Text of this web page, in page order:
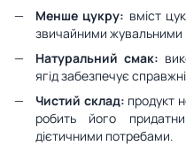
Менше цукру: вміст
звичайними жувальними
Натуральний смак:
ягід забезпечує
Чистий склад: продукт
робить його
дієтичними потребами.